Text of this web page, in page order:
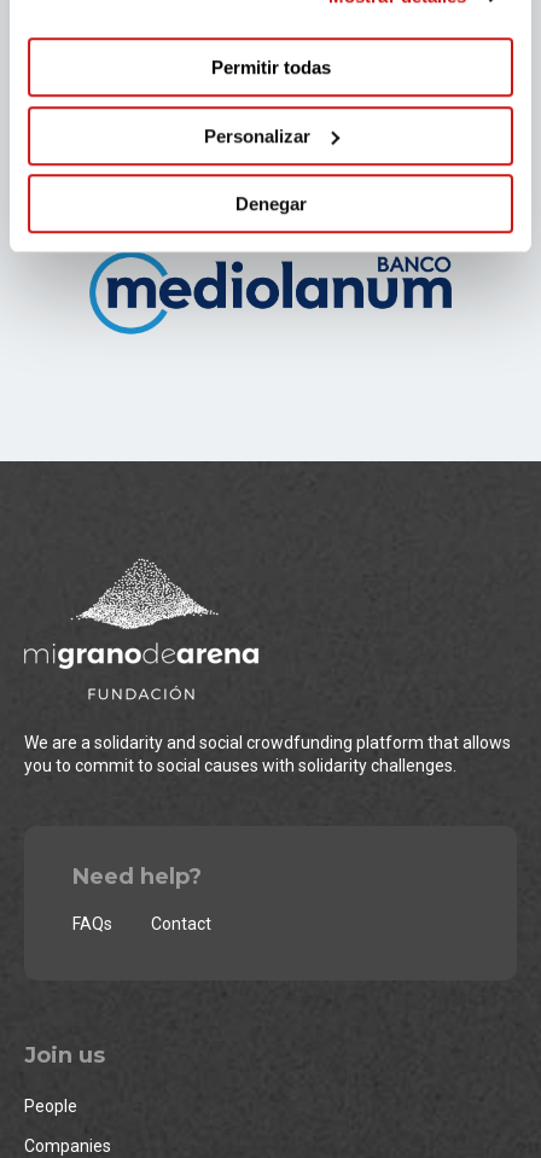
Permitir todas
Personalizar
Denegar
We are a solidarity and social crowdfunding platform that allows
you to commit to social causes with solidarity challenges.
Need help?
FAQs Contact
Join us
People
Companies